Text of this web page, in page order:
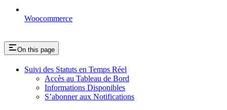
Woocommerce
On this page
Suivi des Statuts en Temps Réel
Accès au Tableau de Bord
Informations Disponibles
S’abonner aux Notifications